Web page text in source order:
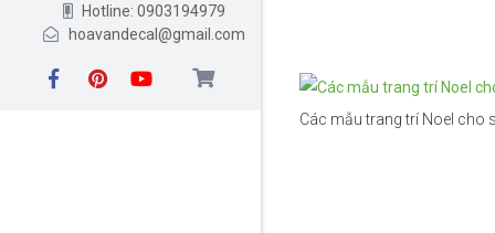
Hotline: 0903194979
hoavandecal@gmail.com
Các mẫu trang trí Noel cho